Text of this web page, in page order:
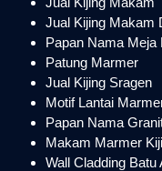
Jual Kijing Makam
Papan Nama Meja
Patung Marmer
Jual Kijing Sragen
Motif Lantai
Papan Nama
Makam Marmer
Wall Cladding Batu